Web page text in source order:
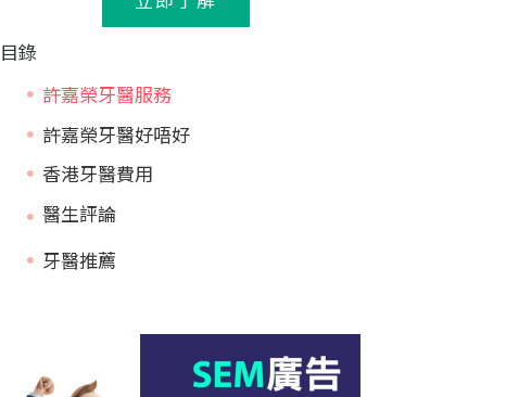
目錄
許嘉榮牙醫服務
許嘉榮牙醫好唔好
香港牙醫費用
牙醫推薦